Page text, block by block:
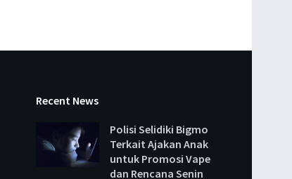
Recent News
Polisi Selidiki Bigmo
Terkait Ajakan Anak
untuk Promosi Vape
dan Rencana Senin